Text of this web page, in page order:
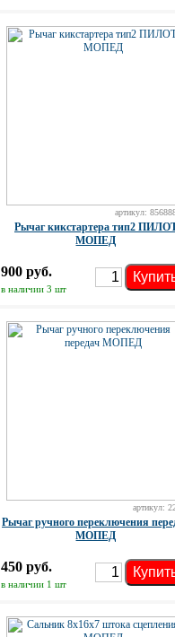
артикул:
Рычаг кикстартера тип2
МОПЕД
900 руб.
в наличии 3 шт
артикул:
Рычаг ручного переключения
МОПЕД
450 руб.
в наличии 1 шт